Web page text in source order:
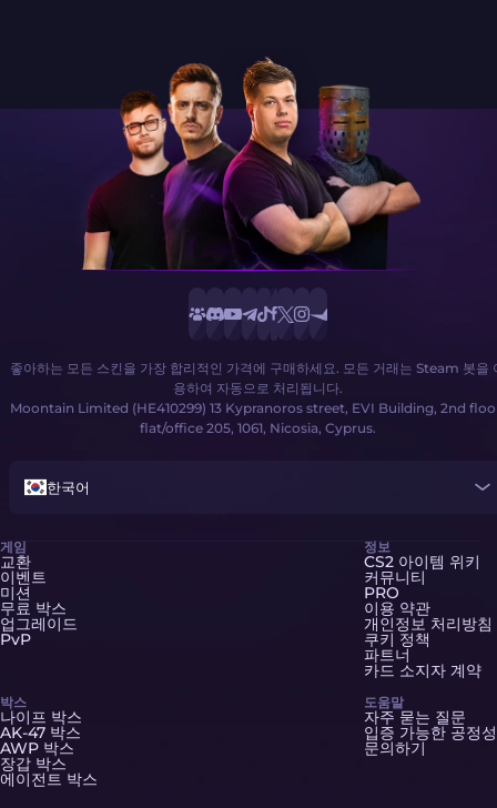
좋아하는 모든 스킨을 가장 합리적인 가격에 구매하세요. 모든 거래는 Steam 봇을
용하여 자동으로 처리됩니다.
Moontain Limited (HE410299) 13 Kypranoros street, EVI Building, 2nd
flat/office 205, 1061, Nicosia, Cyprus.
한국어
게임
교환
이벤트
미션
무료 박스
업그레이드
PvP
박스
나이프 박스
AK-47 박스
AWP 박스
장갑 박스
에이전트 박스
정보
CS2 아이템 위키
커뮤니티
PRO
이용 약관
개인정보 처리방침
쿠키 정책
파트너
카드 소지자 계약
도움말
자주 묻는 질문
입증 가능한 공정성
문의하기